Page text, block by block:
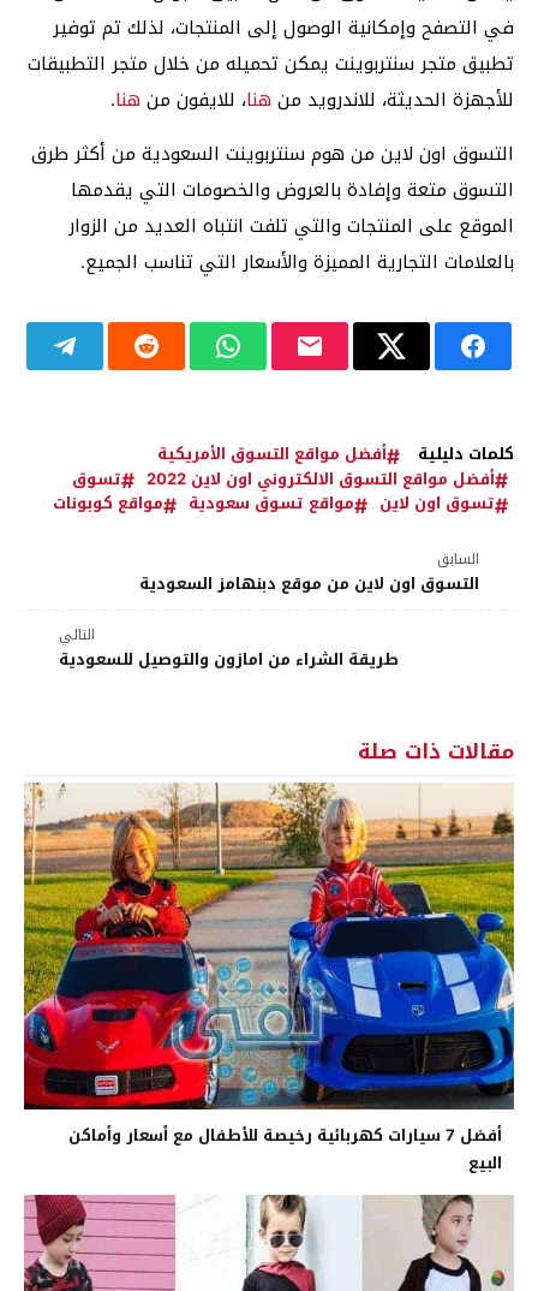
في التصفح وإمكانية الوصول إلى المنتجات، لذلك تم توفير
تطبيق متجر سنتربوينت يمكن تحميله من خلال متجر التطبيقات
للأجهزة الحديثة، للاندرويد من هنا، للايفون من هنا.
التسوق اون لاين من هوم سنتربوينت السعودية من أكثر طرق
التسوق متعة وإفادة بالعروض والخصومات التي يقدمها
الموقع على المنتجات والتي تلفت انتباه العديد من الزوار
بالعلامات التجارية المميزة والأسعار التي تناسب الجميع.
كلمات دليلية
أفضل مواقع التسوق الأمريكية
أفضل مواقع التسوق الالكتروني اون لاين 2022
تسوق
تسوق اون لاين
مواقع تسوق سعودية مواقع كوبونات
السابق
التسوق اون لاين من موقع دبنهامز السعودية
التالي
طريقة الشراء من امازون والتوصيل للسعودية
مقالات ذات صلة
أفضل 7 سيارات كهربائية رخيصة للأطفال مع أسعار وأماكن
البيع